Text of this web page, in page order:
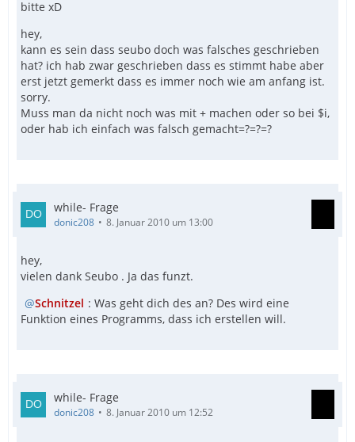
bitte xD
hey,
kann es sein dass seubo doch was falsches geschrieben
hat? ich hab zwar geschrieben dass es stimmt habe aber
erst jetzt gemerkt dass es immer noch wie am anfang ist.
sorry.
Muss man da nicht noch was mit + machen oder so bei $i,
oder hab ich einfach was falsch gemacht=?=?=?
while- Frage
donic208 8. Januar 2010 um 13:00
hey,
vielen dank Seubo . Ja das funzt.
Schnitzel : Was geht dich des an? Des wird eine
Funktion eines Programms, dass ich erstellen will.
while- Frage
donic208 8. Januar 2010 um 12:52